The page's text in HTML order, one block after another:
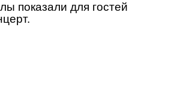
показали для гостей